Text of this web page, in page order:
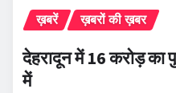
ख़बरें ख़बरों की ख़बर
देहरादून में 16 करोड़ का
में